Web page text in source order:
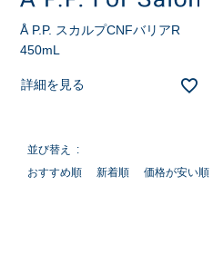
Å P.P. スカルプCNFバリアR
450mL
詳細を見る
並び替え
おすすめ順
新着順 価格が安い順